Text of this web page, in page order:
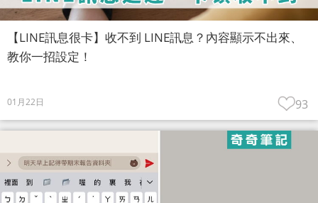
【LINE訊息很卡】收不到 LINE訊息？內容顯示不出來、
教你一招設定！
01月22日 93